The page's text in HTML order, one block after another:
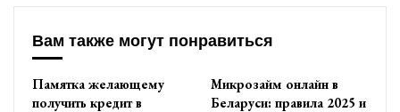
Вам также могут понравиться
Памятка желающему
получить кредит в
Микрозайм онлайн в
Беларуси: правила 2025 и